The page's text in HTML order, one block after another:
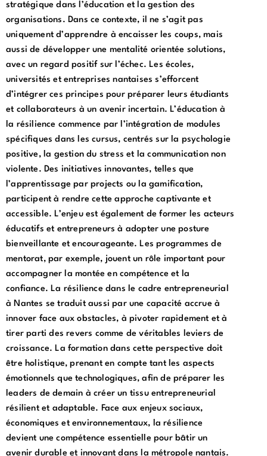
stratégique dans l’éducation et la gestion des
organisations. Dans ce contexte, il ne s’agit pas
uniquement d’apprendre à encaisser les coups, mais
aussi de développer une mentalité orientée solutions,
avec un regard positif sur l’échec. Les écoles,
universités et entreprises nantaises s’efforcent
d’intégrer ces principes pour préparer leurs étudiants
et collaborateurs à un avenir incertain. L’éducation à
la résilience commence par l’intégration de modules
spécifiques dans les cursus, centrés sur la psychologie
positive, la gestion du stress et la communication non
violente. Des initiatives innovantes, telles que
l’apprentissage par projects ou la gamification,
participent à rendre cette approche captivante et
accessible. L’enjeu est également de former les acteurs
éducatifs et entrepreneurs à adopter une posture
bienveillante et encourageante. Les programmes de
mentorat, par exemple, jouent un rôle important pour
accompagner la montée en compétence et la
confiance. La résilience dans le cadre entrepreneurial
à Nantes se traduit aussi par une capacité accrue à
innover face aux obstacles, à pivoter rapidement et à
tirer parti des revers comme de véritables leviers de
croissance. La formation dans cette perspective doit
être holistique, prenant en compte tant les aspects
émotionnels que technologiques, afin de préparer les
leaders de demain à créer un tissu entrepreneurial
résilient et adaptable. Face aux enjeux sociaux,
économiques et environnementaux, la résilience
devient une compétence essentielle pour bâtir un
avenir durable et innovant dans la métropole nantais.